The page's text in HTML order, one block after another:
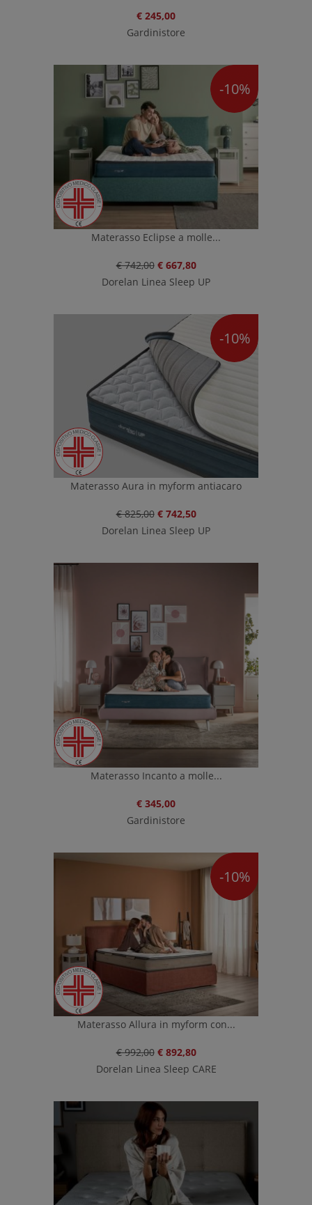
€ 245,00
Gardinistore
-10%
Materasso Eclipse a molle...
€ 742,00 € 667,80
Dorelan Linea Sleep UP
-10%
Materasso Aura in myform antiacaro
€ 825,00 € 742,50
Dorelan Linea Sleep UP
Materasso Incanto a molle...
€ 345,00
Gardinistore
-10%
Materasso Allura in myform con...
€ 992,00 € 892,80
Dorelan Linea Sleep CARE